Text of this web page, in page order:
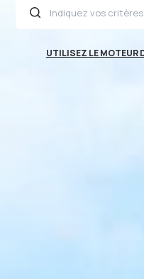
UTILISEZ LE MOTEUR